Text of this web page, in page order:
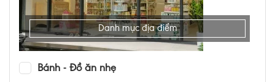
Danh mục địa điểm
Bánh - Đồ ăn nhẹ